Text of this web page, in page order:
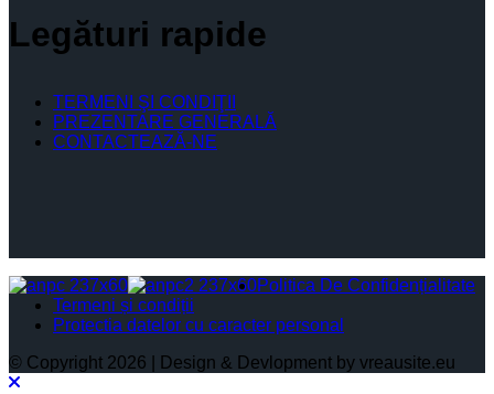
Legături rapide
TERMENI ŞI CONDIŢII
PREZENTARE GENERALĂ
CONTACTEAZĂ-NE
Politica De Confidențialitate
Termeni și condiții
Protectia datelor cu caracter personal
© Copyright 2026 | Design & Devlopment by vreausite.eu